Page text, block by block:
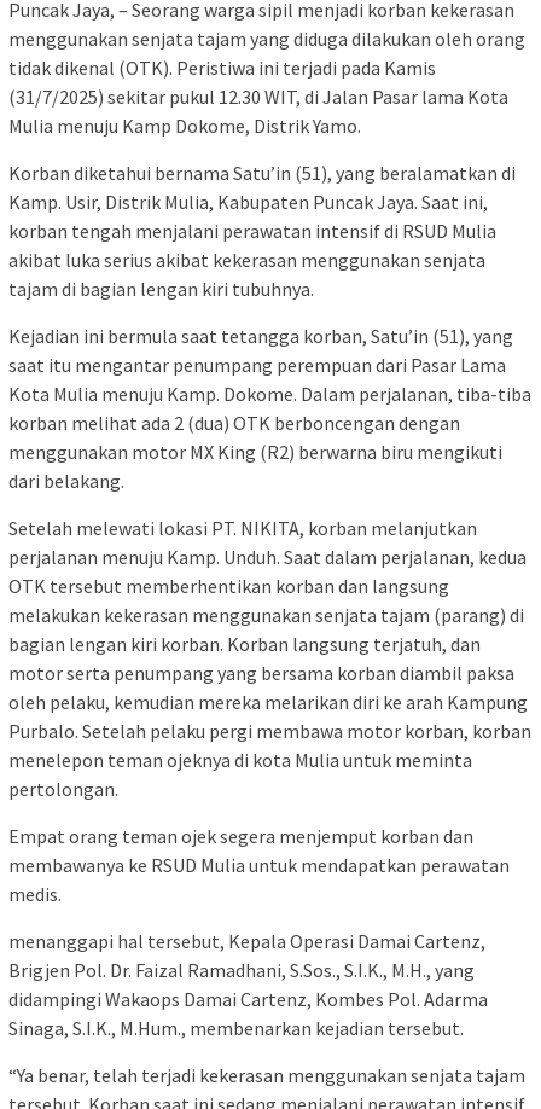
Puncak Jaya, – Seorang warga sipil menjadi korban kekerasan
menggunakan senjata tajam yang diduga dilakukan oleh orang
tidak dikenal (OTK). Peristiwa ini terjadi pada Kamis
(31/7/2025) sekitar pukul 12.30 WIT, di Jalan Pasar lama Kota
Mulia menuju Kamp Dokome, Distrik Yamo.
Korban diketahui bernama Satu’in (51), yang beralamatkan di
Kamp. Usir, Distrik Mulia, Kabupaten Puncak Jaya. Saat ini,
korban tengah menjalani perawatan intensif di RSUD Mulia
akibat luka serius akibat kekerasan menggunakan senjata
tajam di bagian lengan kiri tubuhnya.
Kejadian ini bermula saat tetangga korban, Satu’in (51), yang
saat itu mengantar penumpang perempuan dari Pasar Lama
Kota Mulia menuju Kamp. Dokome. Dalam perjalanan, tiba-tiba
korban melihat ada 2 (dua) OTK berboncengan dengan
menggunakan motor MX King (R2) berwarna biru mengikuti
dari belakang.
Setelah melewati lokasi PT. NIKITA, korban melanjutkan
perjalanan menuju Kamp. Unduh. Saat dalam perjalanan, kedua
OTK tersebut memberhentikan korban dan langsung
melakukan kekerasan menggunakan senjata tajam (parang) di
bagian lengan kiri korban. Korban langsung terjatuh, dan
motor serta penumpang yang bersama korban diambil paksa
oleh pelaku, kemudian mereka melarikan diri ke arah Kampung
Purbalo. Setelah pelaku pergi membawa motor korban, korban
menelepon teman ojeknya di kota Mulia untuk meminta
pertolongan.
Empat orang teman ojek segera menjemput korban dan
membawanya ke RSUD Mulia untuk mendapatkan perawatan
medis.
menanggapi hal tersebut, Kepala Operasi Damai Cartenz,
Brigjen Pol. Dr. Faizal Ramadhani, S.Sos., S.I.K., M.H., yang
didampingi Wakaops Damai Cartenz, Kombes Pol. Adarma
Sinaga, S.I.K., M.Hum., membenarkan kejadian tersebut.
“Ya benar, telah terjadi kekerasan menggunakan senjata tajam
tersebut. Korban saat ini sedang menjalani perawatan intensif